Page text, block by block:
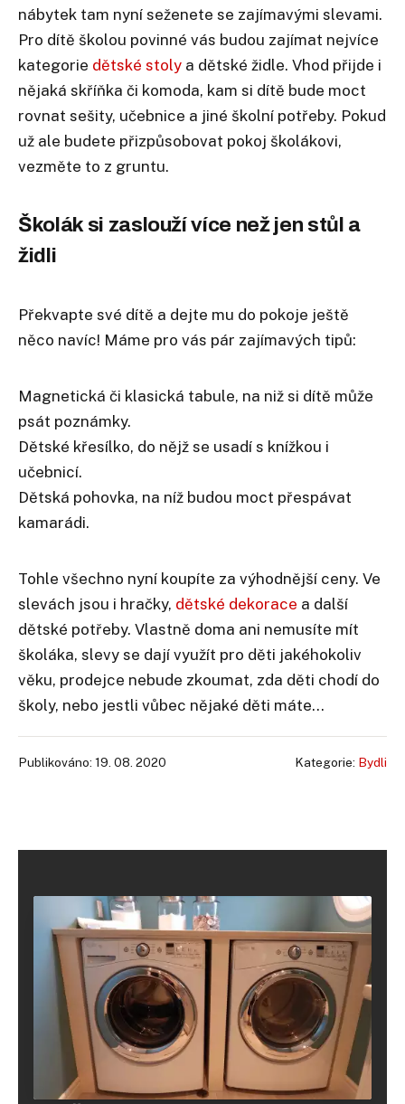
nábytek tam nyní seženete se zajímavými slevami.
Pro dítě školou povinné vás budou zajímat nejvíce
kategorie dětské stoly a dětské židle. Vhod přijde i
nějaká skříňka či komoda, kam si dítě bude moct
rovnat sešity, učebnice a jiné školní potřeby. Pokud
už ale budete přizpůsobovat pokoj školákovi,
vezměte to z gruntu.
Školák si zaslouží více než jen stůl a
židli
Překvapte své dítě a dejte mu do pokoje ještě
něco navíc! Máme pro vás pár zajímavých tipů:
Magnetická či klasická tabule, na niž si dítě může
psát poznámky.
Dětské křesílko, do nějž se usadí s knížkou i
učebnicí.
Dětská pohovka, na níž budou moct přespávat
kamarádi.
Tohle všechno nyní koupíte za výhodnější ceny. Ve
slevách jsou i hračky, dětské dekorace a další
dětské potřeby. Vlastně doma ani nemusíte mít
školáka, slevy se dají využít pro děti jakéhokoliv
věku, prodejce nebude zkoumat, zda děti chodí do
školy, nebo jestli vůbec nějaké děti máte…
Publikováno: 19. 08. 2020 Kategorie: Bydli